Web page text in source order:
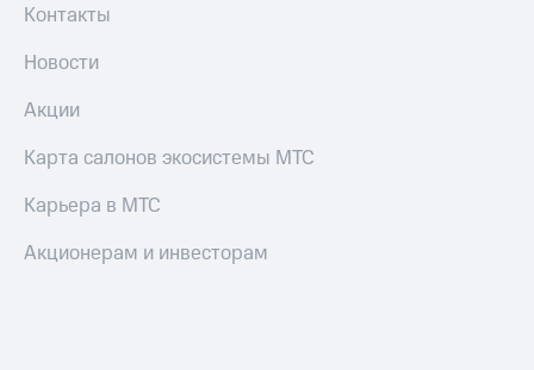
Контакты
Новости
Акции
Карта салонов экосистемы МТС
Карьера в МТС
Акционерам и инвесторам